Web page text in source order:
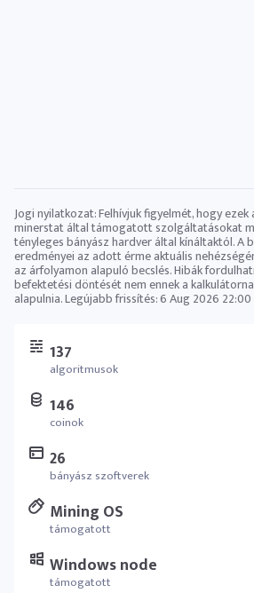
137
algoritmusok
146
coinok
26
bányász szoftverek
Mining OS
támogatott
Windows node
támogatott
Jogi nyilatkozat: Felhívjuk figyelmét, hogy ezek
minerstat által támogatott szolgáltatásokat
tényleges bányász ​​hardver által kínáltaktól. A
eredményei az adott érme aktuális
az árfolyamon alapuló becslés. Hibák
befektetési döntését nem ennek a
alapulnia. Legújabb frissítés:6 Aug 2026 22:00